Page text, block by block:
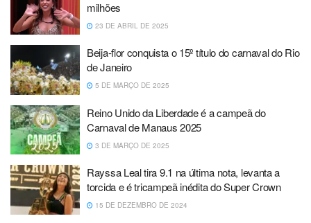
milhões
23 DE ABRIL DE 2025
Beija-flor conquista o 15º título do carnaval do Rio
de Janeiro
5 DE MARÇO DE 2025
Reino Unido da Liberdade é a campeã do
Carnaval de Manaus 2025
3 DE MARÇO DE 2025
Rayssa Leal tira 9.1 na última nota, levanta a
torcida e é tricampeã inédita do Super Crown
15 DE DEZEMBRO DE 2024